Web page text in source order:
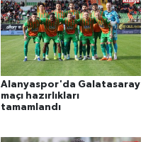
Alanyaspor'da Galatasaray
maçı hazırlıkları
tamamlandı